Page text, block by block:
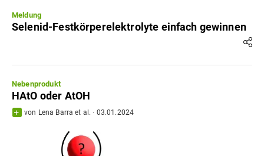
Meldung
Selenid-Festkörperelektrolyte einfach gewinnen
Nebenprodukt
HAtO oder AtOH
von Lena Barra et al. · 03.01.2024